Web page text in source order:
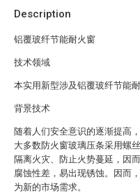
Description
铝覆玻纤节能耐火窗
技术领域
本实用新型涉及铝覆玻纤节能
背景技术
随着人们安全意识的逐渐提高
大多数防火窗玻璃压条采用螺
隔离火灾、防止火势蔓延，因
腐蚀性差，易出现锈蚀。因而
为新的市场需求。